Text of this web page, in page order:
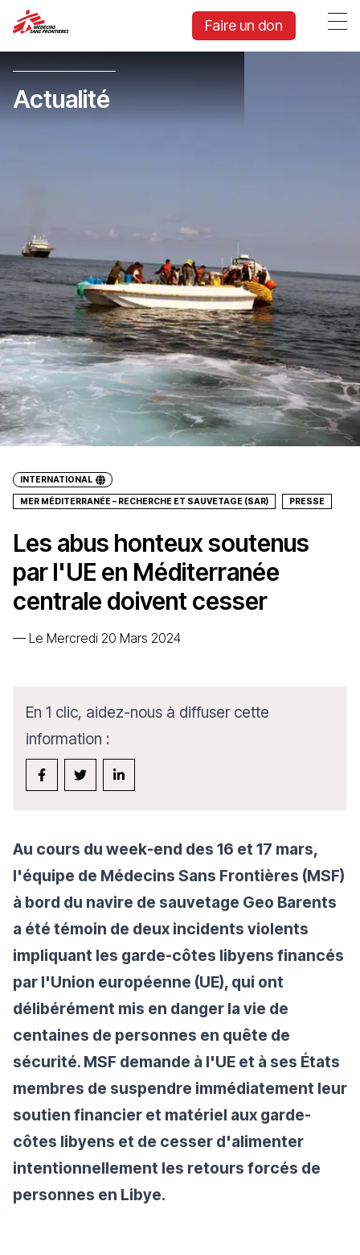
Faire un don
Actualité
INTERNATIONAL
MER MÉDITERRANÉE – RECHERCHE ET SAUVETAGE (SAR) PRESSE
Les abus honteux soutenus
par l'UE en Méditerranée
centrale doivent cesser
— Le Mercredi 20 Mars 2024
En 1 clic, aidez-nous à diffuser cette
information :
Au cours du week-end des 16 et 17 mars,
l'équipe de Médecins Sans Frontières (MSF)
à bord du navire de sauvetage Geo Barents
a été témoin de deux incidents violents
impliquant les garde-côtes libyens financés
par l'Union européenne (UE), qui ont
délibérément mis en danger la vie de
centaines de personnes en quête de
sécurité. MSF demande à l'UE et à ses États
membres de suspendre immédiatement leur
soutien financier et matériel aux garde-
côtes libyens et de cesser d'alimenter
intentionnellement les retours forcés de
personnes en Libye.